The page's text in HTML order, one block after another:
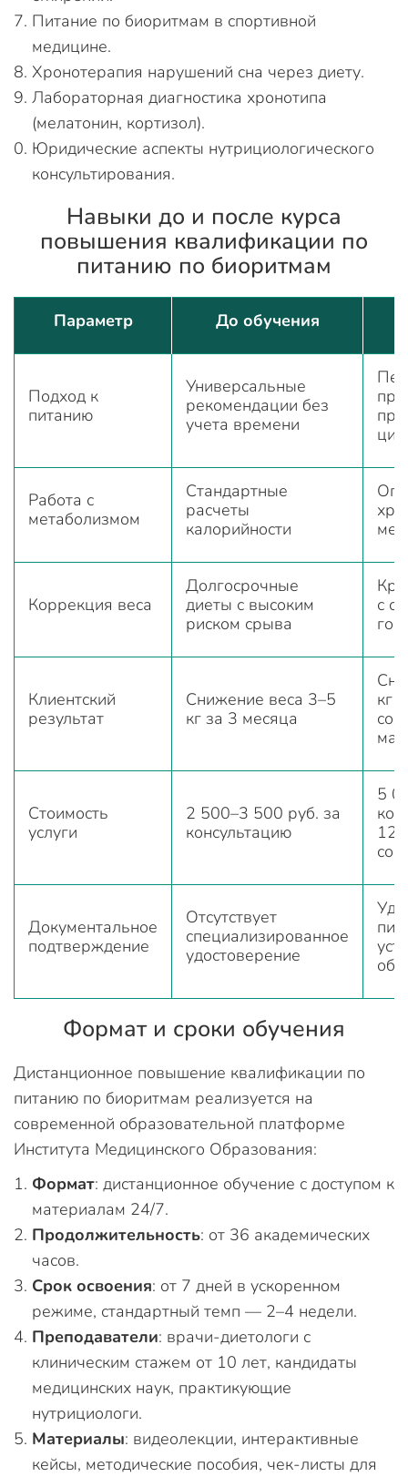
Питание по биоритмам в спортивной
медицине.
Хронотерапия нарушений сна через диету.
Лабораторная диагностика хронотипа
(мелатонин, кортизол).
Юридические аспекты нутрициологического
консультирования.
Навыки до и после курса
повышения квалификации по
питанию по биоритмам
Параметр До обучения
Подход к
питанию
Универсальные
рекомендации без
учета времени
Работа с
метаболизмом
Стандартные
расчеты
калорийности
Коррекция веса
Долгосрочные
диеты с высоким
риском срыва
с
Клиентский
результат
Снижение веса 3–5
кг за 3 месяца
кг
Стоимость
услуги
2 500–3 500 руб. за
консультацию
5
Документальное
подтверждение
Отсутствует
специализированное
удостоверение
Формат и сроки обучения
Дистанционное повышение квалификации по
питанию по биоритмам реализуется на
современной образовательной платформе
Института Медицинского Образования:
Формат: дистанционное обучение с доступом к
материалам 24/7.
Продолжительность: от 36 академических
часов.
Срок освоения: от 7 дней в ускоренном
режиме, стандартный темп — 2–4 недели.
Преподаватели: врачи-диетологи с
клиническим стажем от 10 лет, кандидаты
медицинских наук, практикующие
нутрициологи.
Материалы: видеолекции, интерактивные
кейсы, методические пособия, чек-листы для